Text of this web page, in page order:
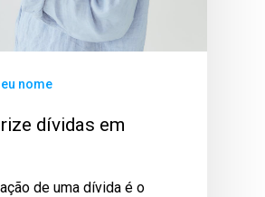
nome
dívidas em
de uma dívida é o